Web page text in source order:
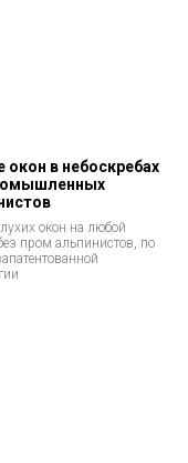
окон в небоскребах
окон на любой
пром альпинистов, по